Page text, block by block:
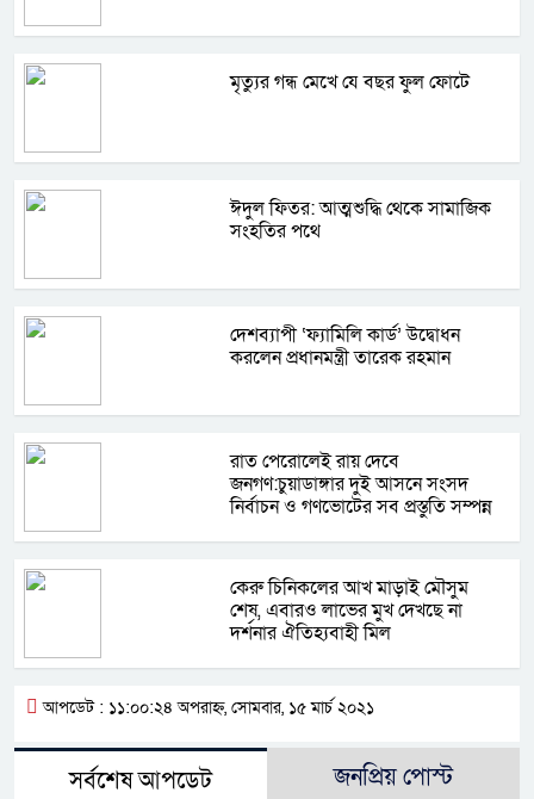
মৃত্যুর গন্ধ মেখে যে বছর ফুল ফোটে
ঈদুল ফিতর: আত্মশুদ্ধি থেকে সামাজিক
সংহতির পথে
দেশব্যাপী ‘ফ্যামিলি কার্ড’ উদ্বোধন
করলেন প্রধানমন্ত্রী তারেক রহমান
রাত পেরোলেই রায় দেবে
জনগণ:চুয়াডাঙ্গার দুই আসনে সংসদ
নির্বাচন ও গণভোটের সব প্রস্তুতি সম্পন্ন
কেরু চিনিকলের আখ মাড়াই মৌসুম
শেষ, এবারও লাভের মুখ দেখছে না
দর্শনার ঐতিহ্যবাহী মিল
আপডেট : ১১:০০:২৪ অপরাহ্ন, সোমবার, ১৫ মার্চ ২০২১
সর্বশেষ আপডেট জনপ্রিয় পোস্ট